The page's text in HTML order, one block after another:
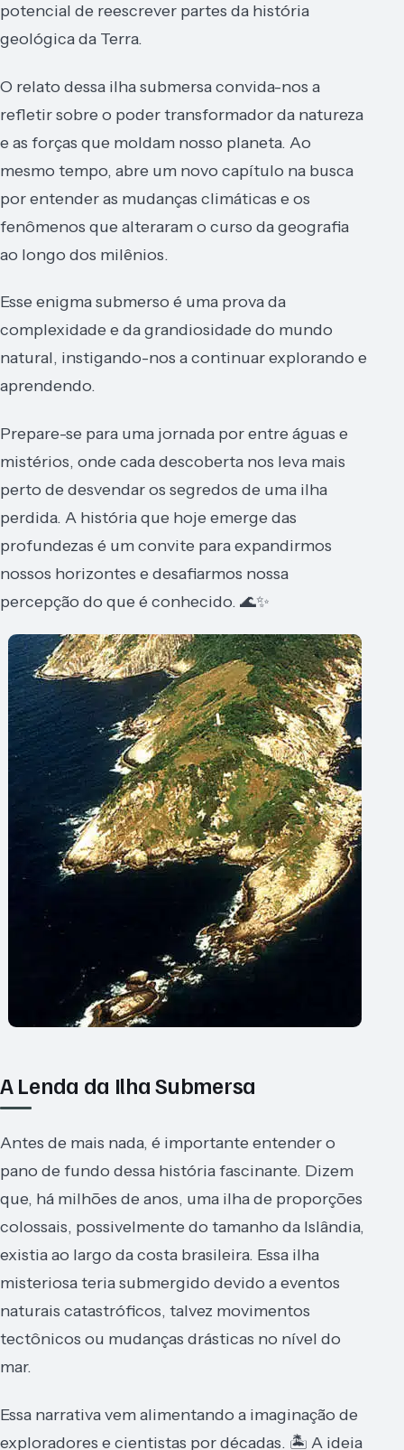
potencial de reescrever partes da história
geológica da Terra.
O relato dessa ilha submersa convida-nos a
refletir sobre o poder transformador da natureza
e as forças que moldam nosso planeta. Ao
mesmo tempo, abre um novo capítulo na busca
por entender as mudanças climáticas e os
fenômenos que alteraram o curso da geografia
ao longo dos milênios.
Esse enigma submerso é uma prova da
complexidade e da grandiosidade do mundo
natural, instigando-nos a continuar explorando e
aprendendo.
Prepare-se para uma jornada por entre águas e
mistérios, onde cada descoberta nos leva mais
perto de desvendar os segredos de uma ilha
perdida. A história que hoje emerge das
profundezas é um convite para expandirmos
nossos horizontes e desafiarmos nossa
percepção do que é conhecido. 🌊✨
A Lenda da Ilha Submersa
Antes de mais nada, é importante entender o
pano de fundo dessa história fascinante. Dizem
que, há milhões de anos, uma ilha de proporções
colossais, possivelmente do tamanho da Islândia,
existia ao largo da costa brasileira. Essa ilha
misteriosa teria submergido devido a eventos
naturais catastróficos, talvez movimentos
tectônicos ou mudanças drásticas no nível do
mar.
Essa narrativa vem alimentando a imaginação de
exploradores e cientistas por décadas. 🏝️ A ideia